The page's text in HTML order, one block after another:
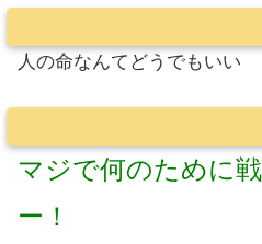
人の命なんてどうでもいい
マジで何のために
ー！